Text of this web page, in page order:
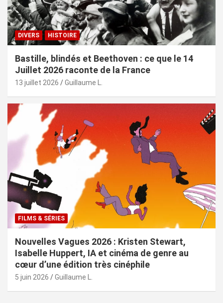
DIVERS HISTOIRE
Bastille, blindés et Beethoven : ce que le 14
Juillet 2026 raconte de la France
13 juillet 2026 Guillaume L.
FILMS & SÉRIES
Nouvelles Vagues 2026 : Kristen Stewart,
Isabelle Huppert, IA et cinéma de genre au
cœur d’une édition très cinéphile
5 juin 2026 Guillaume L.